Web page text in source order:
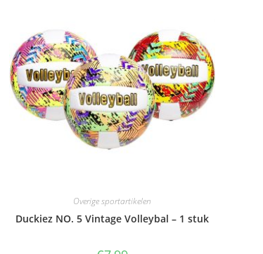
Overige sportartikelen
Duckiez NO. 5 Vintage Volleybal – 1 stuk